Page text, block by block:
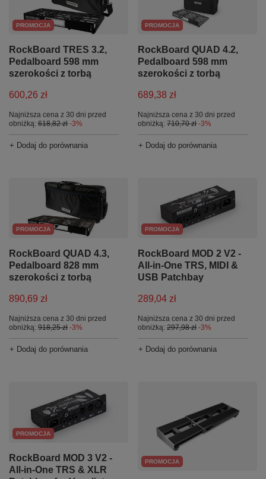
PROMOCJA
RockBoard TRES 3.2,
Pedalboard 598 mm
szerokości z torbą
600,26 zł
Najniższa cena z 30 dni przed
obniżką: 618,82 zł -3%
+ Dodaj do porównania
PROMOCJA
RockBoard QUAD 4.2,
Pedalboard 598 mm
szerokości z torbą
689,38 zł
Najniższa cena z 30 dni przed
obniżką: 710,70 zł -3%
+ Dodaj do porównania
PROMOCJA
RockBoard QUAD 4.3,
Pedalboard 828 mm
szerokości z torbą
890,69 zł
Najniższa cena z 30 dni przed
obniżką: 918,25 zł -3%
+ Dodaj do porównania
PROMOCJA
RockBoard MOD 2 V2 -
All-in-One TRS, MIDI &
USB Patchbay
289,04 zł
Najniższa cena z 30 dni przed
obniżką: 297,98 zł -3%
+ Dodaj do porównania
PROMOCJA
RockBoard MOD 3 V2 -
All-in-One TRS & XLR
PROMOCJA